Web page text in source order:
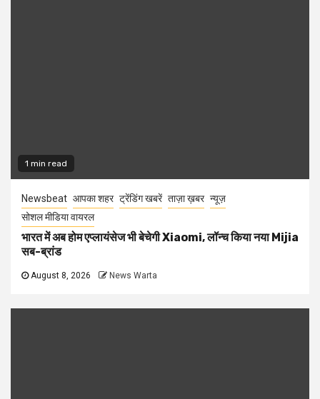
1 min read
Newsbeat आपका शहर ट्रेंडिंग खबरें ताज़ा ख़बर न्यूज़
सोशल मीडिया वायरल
भारत में अब होम एप्लायंसेज भी बेचेगी Xiaomi, लॉन्च किया नया Mijia
सब-ब्रांड
August 8, 2026 News Warta